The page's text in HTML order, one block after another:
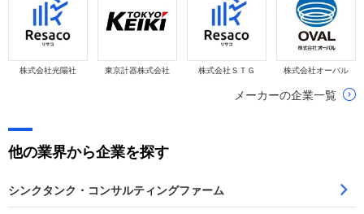
株式会社光陽社 東京計器株式会社 株式会社ＳＴＧ 株式会社オーバル
メーカーの企業一覧
他の業界から企業を探す
シンクタンク・コンサルティングファーム